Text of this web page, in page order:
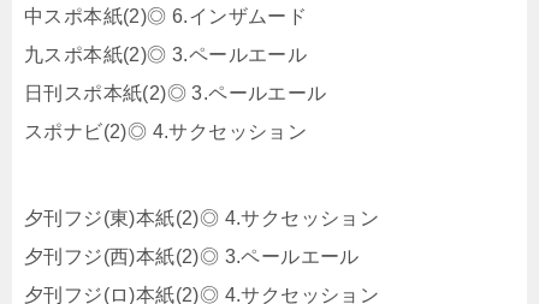
中スポ本紙(2)◎ 6.インザムード
九スポ本紙(2)◎ 3.ペールエール
日刊スポ本紙(2)◎ 3.ペールエール
スポナビ(2)◎ 4.サクセッション
夕刊フジ(東)本紙(2)◎ 4.サクセッション
夕刊フジ(西)本紙(2)◎ 3.ペールエール
夕刊フジ(ロ)本紙(2)◎ 4.サクセッション